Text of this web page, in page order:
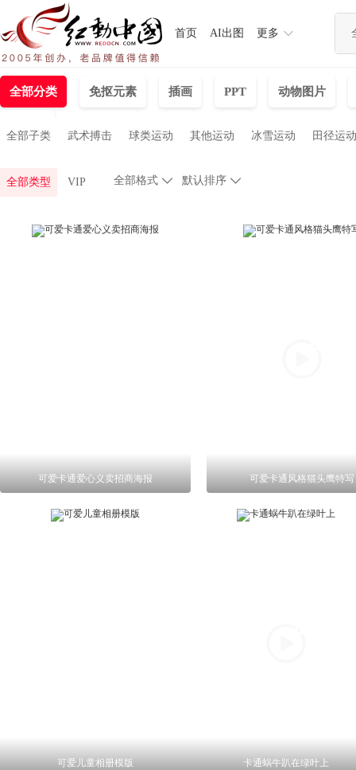
首页 AI出图 更多
全部分类 免抠元素 插画 PPT 动物图片
全部子类 武术搏击 球类运动 其他运动 冰雪运动 田径运动
全部类型 VIP 
全部格式 默认排序 
可爱卡通爱心义卖招商海报 可爱卡通风格猫头鹰特写
可爱儿童相册模版 卡通蜗牛趴在绿叶上